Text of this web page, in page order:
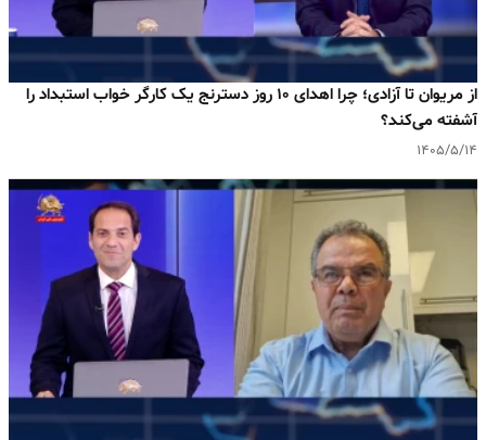
از مریوان تا آزادی؛ چرا اهدای ۱۰ روز دسترنج یک کارگر خواب استبداد را
آشفته می‌کند؟
۱۴۰۵/۵/۱۴